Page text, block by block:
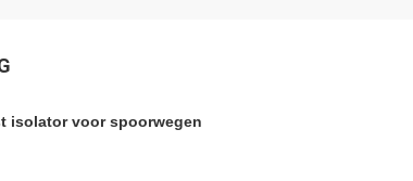
isolator voor spoorwegen